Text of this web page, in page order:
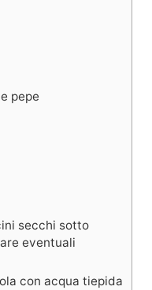
pepe
secchi sotto
eventuali
con acqua tiepida